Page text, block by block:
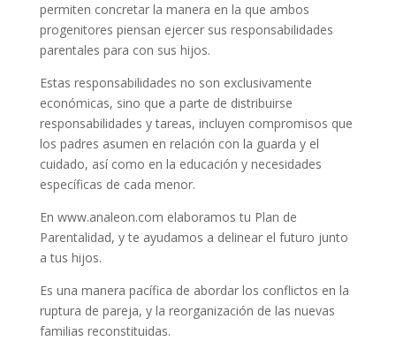
permiten concretar la manera en la que ambos
progenitores piensan ejercer sus responsabilidades
parentales para con sus hijos.
Estas responsabilidades no son exclusivamente
económicas, sino que a parte de distribuirse
responsabilidades y tareas, incluyen compromisos que
los padres asumen en relación con la guarda y el
cuidado, así como en la educación y necesidades
específicas de cada menor.
En www.analeon.com elaboramos tu Plan de
Parentalidad, y te ayudamos a delinear el futuro junto
a tus hijos.
Es una manera pacífica de abordar los conflictos en la
ruptura de pareja, y la reorganización de las nuevas
familias reconstituidas.